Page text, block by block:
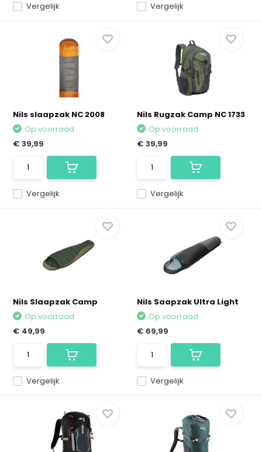
Vergelijk Vergelijk
Nils slaapzak NC 2008
Vergelijk
Op voorraad
€ 39,99
Nils Rugzak Camp NC 1733
Vergelijk
Op voorraad
€ 39,99
Nils Slaapzak Camp
Vergelijk
Op voorraad
€ 49,99
Nils Saapzak Ultra Light
Vergelijk
Op voorraad
€ 69,99